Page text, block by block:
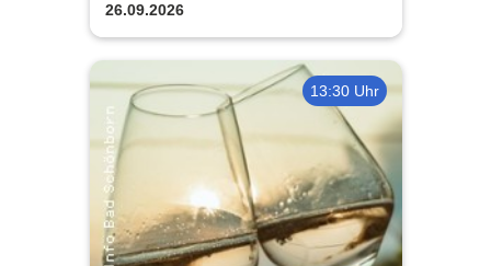
26.09.2026
13:30 Uhr